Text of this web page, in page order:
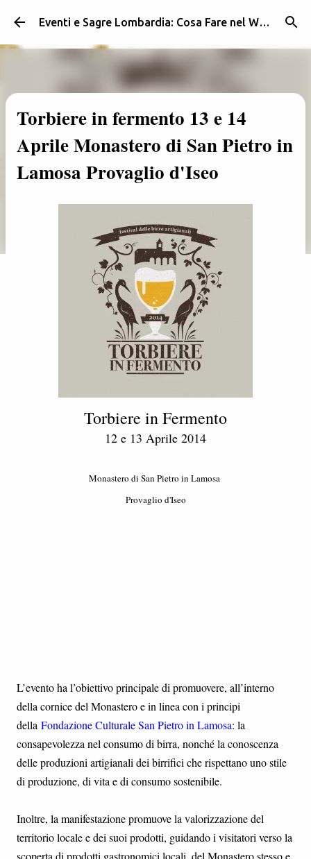
Passa ai contenuti principali Eventi e Sagre Lombardia: Cosa Fare nel Weekend | Weekendidea
Torbiere in fermento 13 e 14
Aprile Monastero di San Pietro in
Lamosa Provaglio d'Iseo
Torbiere in Fermento
12 e 13 Aprile 2014
Monastero di San Pietro in Lamosa
Provaglio d'Iseo
L’evento ha l’obiettivo principale di promuovere, all’interno
della cornice del Monastero e in linea con i principi
della Fondazione Culturale San Pietro in Lamosa: la
consapevolezza nel consumo di birra, nonché la conoscenza
delle produzioni artigianali dei birrifici che rispettano uno stile
di produzione, di vita e di consumo sostenibile.
Inoltre, la manifestazione promuove la valorizzazione del
territorio locale e dei suoi prodotti, guidando i visitatori verso la
scoperta di prodotti gastronomici locali, del Monastero stesso e